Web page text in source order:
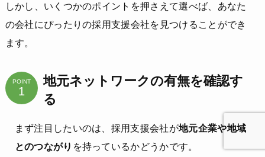
しかし、いくつかのポイントを押さえて選べば、あなた
の会社にぴったりの採用支援会社を見つけることができ
ます。
POINT
地元ネットワークの有無を確認す
る
まず注目したいのは、採用支援会社が地元企業や地域
とのつながり を持っているかどうかです。